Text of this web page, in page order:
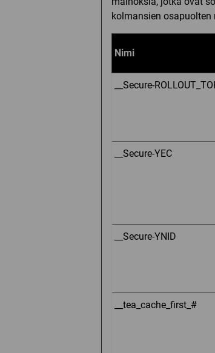
kolmansien
Nimi
__Secure-
__Secure-YEC
__Secure-YNID
__tea_cache_first_#